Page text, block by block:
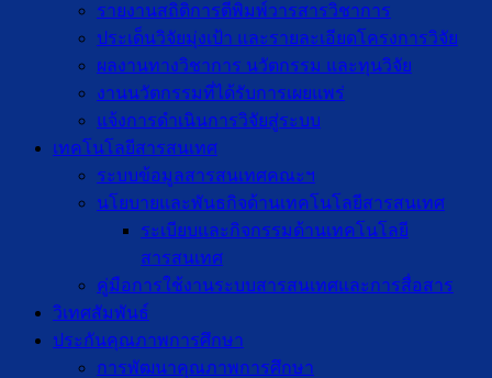
รายงานสถิติการตีพิมพ์วารสารวิชาการ
ประเด็นวิจัยมุ่งเป้า และรายละเอียดโครงการวิจัย
ผลงานทางวิชาการ นวัตกรรม และทุนวิจัย
งานนวัตกรรมที่ได้รับการเผยแพร่
แจ้งการดำเนินการวิจัยสู่ระบบ
เทคโนโลยีสารสนเทศ
ระบบข้อมูลสารสนเทศคณะฯ
นโยบายและพันธกิจด้านเทคโนโลยีสารสนเทศ
ระเบียบและกิจกรรมด้านเทคโนโลยี
สารสนเทศ
คู่มือการใช้งานระบบสารสนเทศและการสื่อสาร
วิเทศสัมพันธ์
ประกันคุณภาพการศึกษา
การพัฒนาคุณภาพการศึกษา